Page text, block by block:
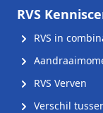
RVS
RVS in
RVS Verven
Verschil